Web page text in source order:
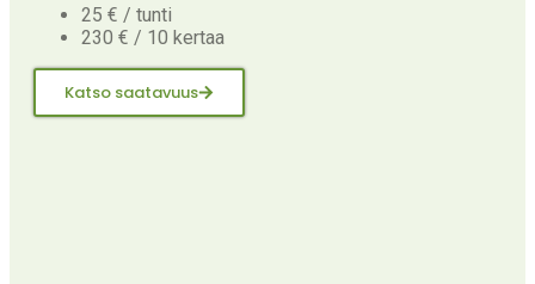
25 € / tunti
230 € / 10 kertaa
Katso saatavuus